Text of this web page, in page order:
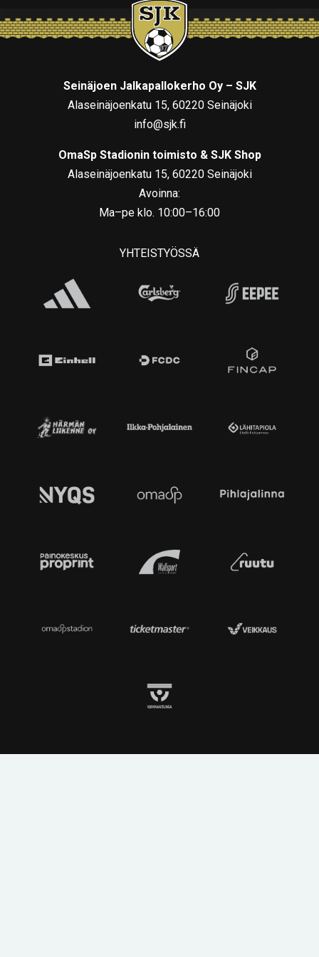
Seinäjoen Jalkapallokerho Oy – SJK
Alaseinäjoenkatu 15, 60220 Seinäjoki
info@sjk.fi
OmaSp Stadionin toimisto & SJK Shop
Alaseinäjoenkatu 15, 60220 Seinäjoki
Avoinna:
Ma–pe klo. 10:00–16:00
YHTEISTYÖSSÄ